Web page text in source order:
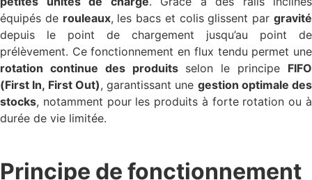
équipés de rouleaux, les bacs et colis glissent pargravité
depuis le point de chargement jusqu’au point de
prélèvement. Ce fonctionnement en flux tendu permet une
rotation continue des produitsselon le principe FIFO
(First In, First Out), garantissant une gestion optimale des
stocks, notamment pour les produits à forte rotation ou à
durée de vie limitée.
Principe de fonctionnement